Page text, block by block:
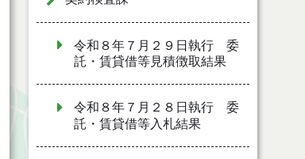
令和８年７月２９日執行 委
託・賃貸借等見積徴取結果
令和８年７月２８日執行 委
託・賃貸借等入札結果